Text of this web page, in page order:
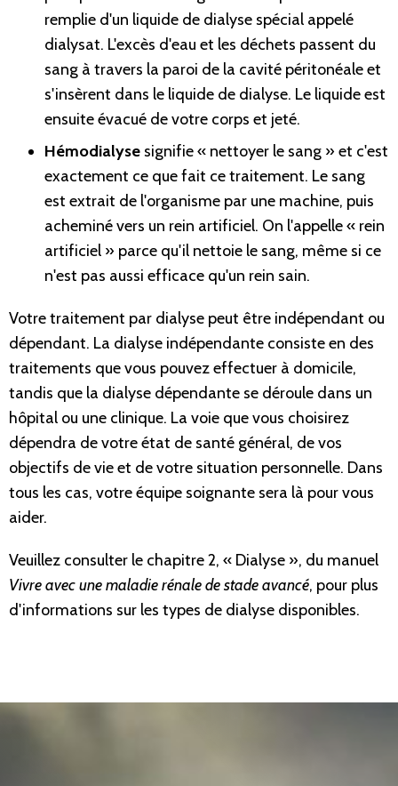
remplie d'un liquide de dialyse spécial appelé
dialysat. L'excès d'eau et les déchets passent du
sang à travers la paroi de la cavité péritonéale et
s'insèrent dans le liquide de dialyse. Le liquide est
ensuite évacué de votre corps et jeté.
Hémodialyse signifie« nettoyer le sang » et c'est
exactement ce que fait ce traitement. Le sang
est extrait de l'organisme par une machine, puis
acheminé vers un rein artificiel. On l'appelle« rein
artificiel » parce qu'il nettoie le sang, même si ce
n'est pas aussi efficace qu'un rein sain.
Votre traitement par dialyse peut être indépendant ou
dépendant. La dialyse indépendante consiste en des
traitements que vous pouvez effectuer à domicile,
tandis que la dialyse dépendante se déroule dans un
hôpital ou une clinique. La voie que vous choisirez
dépendra de votre état de santé général, de vos
objectifs de vie et de votre situation personnelle. Dans
tous les cas, votre équipe soignante sera là pour vous
aider.
Veuillez consulter le chapitre 2, « Dialyse », du manuel
Vivre avec une maladie rénale de stade avancé, pour plus
d'informations sur les types de dialyse disponibles.